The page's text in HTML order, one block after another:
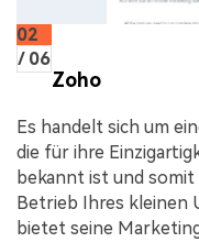
02
/ 06
Zoho
Es handelt sich um
die für ihre
bekannt ist und
Betrieb Ihres kleinen
bietet seine